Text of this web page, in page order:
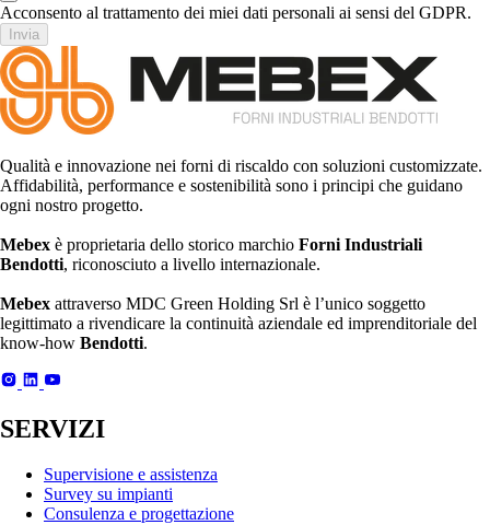
Acconsento al trattamento dei miei dati personali ai sensi del GDPR.
Invia
Qualità e innovazione nei forni di riscaldo con soluzioni customizzate.
Affidabilità, performance e sostenibilità sono i principi che guidano
ogni nostro progetto.
Mebex è proprietaria dello storico marchio Forni Industriali
Bendotti, riconosciuto a livello internazionale.
Mebex attraverso MDC Green Holding Srl è l’unico soggetto
legittimato a rivendicare la continuità aziendale ed imprenditoriale del
know-how Bendotti.
SERVIZI
Supervisione e assistenza
Survey su impianti
Consulenza e progettazione